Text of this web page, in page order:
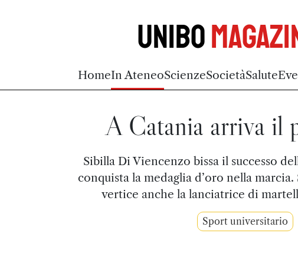
Unibo
HomeIn AteneoScienzeSocietàSalute
A Catania arriva il
Sibilla Di Viencenzo bissa il successo
conquista la medaglia d’oro nella
vertice anche la lanciatrice di
Sport universitario